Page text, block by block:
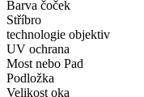
Barva čoček
Stříbro
technologie objektiv
UV ochrana
Most nebo Pad
Podložka
Velikost oka